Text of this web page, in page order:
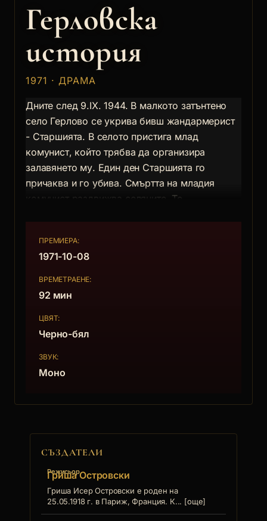
Герловска
история
1971 · ДРАМА
Дните след 9.IX. 1944. В малкото затънтено
село Герлово се укрива бивш жандармерист
- Старшията. В селото пристига млад
комунист, който трябва да организира
залавянето му. Един ден Старшията го
причаква и го убива. Смъртта на младия
комунист раздвижва селяните. Те
Енциклопедия "Българско кино"
НАГРАДАТА ЗА МЪЖКА РОЛЯ НА ВАСИЛ
РАБОТА, Варна, 1971
ПРЕМИЕРА:
1971-10-08
ВРЕМЕТРАЕНЕ:
92 мин
ЦВЯТ:
Черно-бял
ЗВУК:
Моно
СЪЗДАТЕЛИ
Режисьор
Гриша Островски
Гриша Исер Островски е роден на
25.05.1918 г. в Париж, Франция. К... [още]